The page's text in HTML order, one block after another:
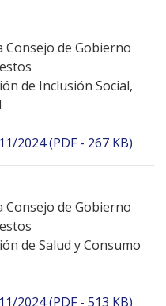
Consejo de Gobierno
de Inclusión Social,
2024 (PDF - 267 KB)
Consejo de Gobierno
de Salud y Consumo
2024 (PDF - 513 KB)